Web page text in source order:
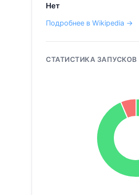
Нет
Подробнее в Wikipedia →
СТАТИСТИКА ЗАПУСКОВ